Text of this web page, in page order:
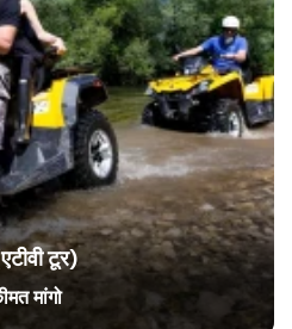
टूर)
मांगो